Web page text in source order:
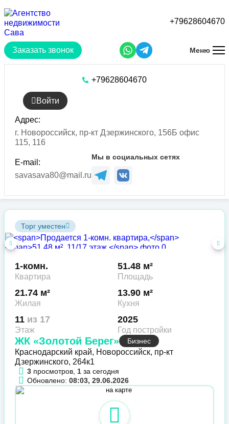
основному
содержанию
Заказать звонок
+79628604670
Меню
+79628604670
Войти
Адрес:
г. Новороссийск, пр-кт Дзержинского, 156Б офис
115, 116
E-mail:
savasava80@mail.ru
Мы в социальных сетях
Торг уместен
1-комн.
Квартира
51.48 м²
Площадь
21.74 м²
Жилая
13.90 м²
Кухня
11 из 17
Этаж
2025
Год постройки
ЖК «Золотой Берег» Бизнес
Краснодарский край, Новороссийск, пр-кт
Дзержинского, 264к1
3 просмотров, 1 за сегодня
Обновлено: 08:03, 29.06.2026